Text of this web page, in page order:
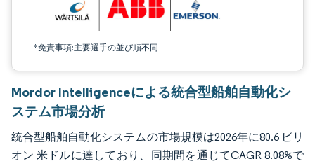
*免責事項:主要選手の並び順不同
Mordor Intelligenceによる統合型船舶自動化シ
ステム市場分析
統合型船舶自動化システムの市場規模は2026年に80.6 ビリ
オン 米ドルに達しており、同期間を通じてCAGR 8.08%で